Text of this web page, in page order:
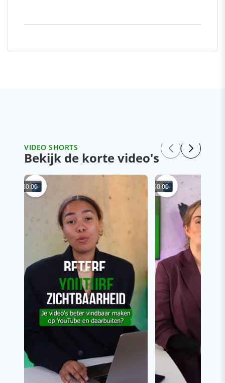
VIDEO SHORTS
Bekijk de korte video's
00:00 00:00